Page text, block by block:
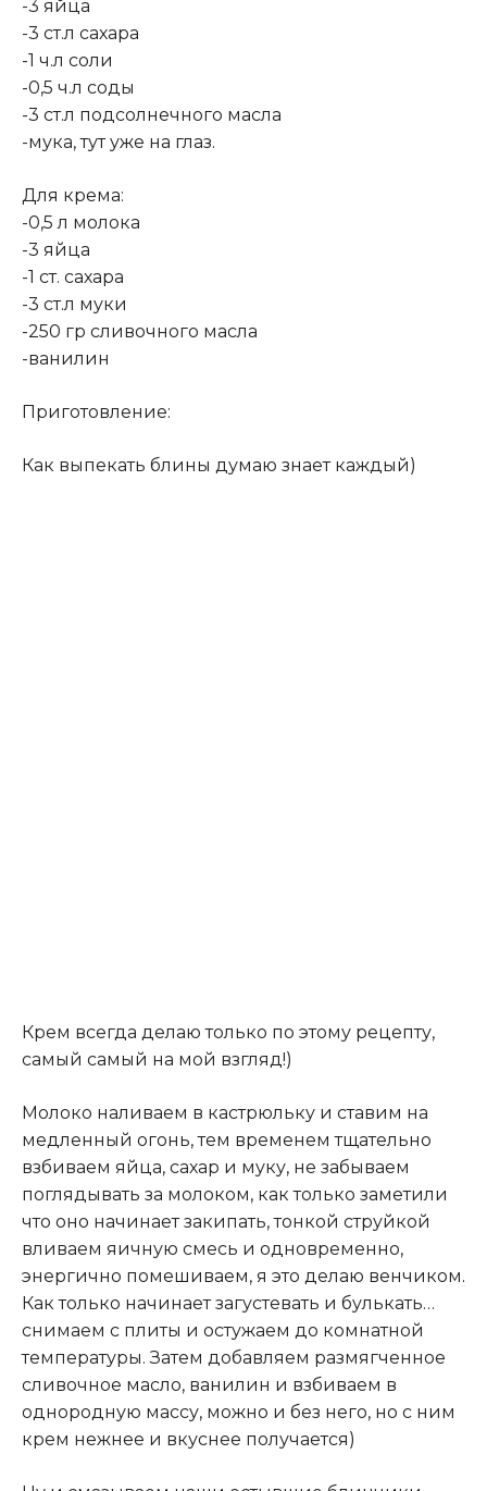
-3 яйца
-3 ст.л сахара
-1 ч.л соли
-0,5 ч.л соды
-3 ст.л подсолнечного масла
-мука, тут уже на глаз.
Для крема:
-0,5 л молока
-3 яйца
-1 ст. сахара
-3 ст.л муки
-250 гр сливочного масла
-ванилин
Приготовление:
Как выпекать блины думаю знает каждый)
Крем всегда делаю только по этому рецепту,
самый самый на мой взгляд!)
Молоко наливаем в кастрюльку и ставим на
медленный огонь, тем временем тщательно
взбиваем яйца, сахар и муку, не забываем
поглядывать за молоком, как только заметили
что оно начинает закипать, тонкой струйкой
вливаем яичную смесь и одновременно,
энергично помешиваем, я это делаю венчиком.
Как только начинает загустевать и булькать…
снимаем с плиты и остужаем до комнатной
температуры. Затем добавляем размягченное
сливочное масло, ванилин и взбиваем в
однородную массу, можно и без него, но с ним
крем нежнее и вкуснее получается)